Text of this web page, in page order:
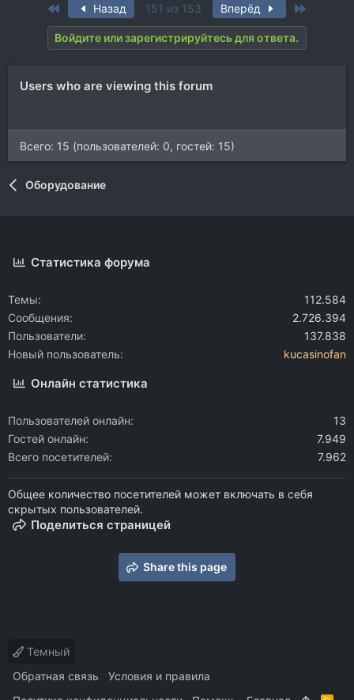
First Назад 151 из 153 Вперёд
Войдите или зарегистрируйтесь для ответа.
Users who are viewing this forum
Всего: 15 (пользователей: 0, гостей: 15)
Оборудование
Статистика форума
Темы
112.584
Сообщения
2.726.394
Пользователи
137.838
Новый пользователь
kucasinofan
Онлайн статистика
Пользователей онлайн
13
Гостей онлайн
7.949
Всего посетителей
7.962
Общее количество посетителей может включать в себя
скрытых пользователей.
Поделиться страницей
Share this page
Темный
Обратная связь
Условия и правила